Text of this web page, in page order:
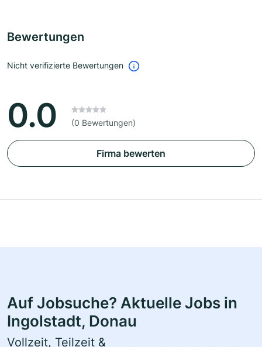
Bewertungen
Nicht verifizierte Bewertungen
0.0 (0 Bewertungen)
Firma bewerten
Auf Jobsuche? Aktuelle Jobs in
Ingolstadt, Donau
Vollzeit, Teilzeit &